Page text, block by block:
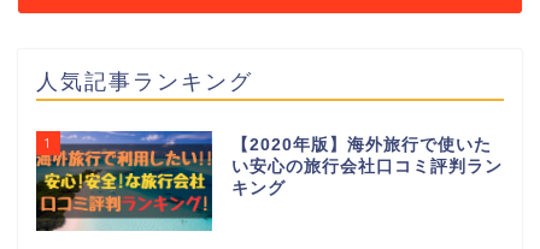
人気記事ランキング
1
【2020年版】海外旅行で使いた
い安心の旅行会社口コミ評判ラン
キング